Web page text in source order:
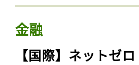
金融
【国際】ネットゼ